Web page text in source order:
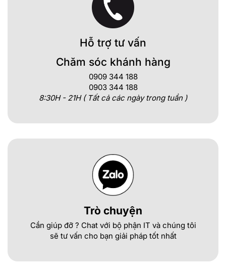
Hỗ trợ tư vấn
Chăm sóc khánh hàng
0909 344 188
0903 344 188
8:30H - 21H ( Tất cả các ngày trong tuần )
Trò chuyện
Cần giúp đỡ ? Chat với bộ phận IT và chúng tôi
sẽ tư vấn cho bạn giải pháp tốt nhất